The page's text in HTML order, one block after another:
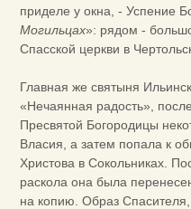
приделе у окна, - Успение
Могильцах»: рядом -
Спасской церкви в
Главная же святыня
«Нечаянная радость»,
Пресвятой Богородицы
Власия, а затем попала к
Христова в Сокольниках.
раскола она была
на копию. Образ